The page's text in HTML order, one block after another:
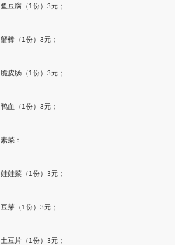
鱼豆腐（1份）3元；
蟹棒（1份）3元；
脆皮肠（1份）3元；
鸭血（1份）3元；
素菜：
娃娃菜（1份）3元；
豆芽（1份）3元；
土豆片（1份）3元；